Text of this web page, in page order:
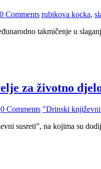
0 Comments rubikova kocka,
takmičenje u
za životno
0 Comments "Drinski književni
susreti”, na kojima su